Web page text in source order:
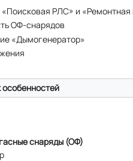
РЛС» и «Ремонтная
ОФ-снарядов
«Дымогенератор»
снаряды (ОФ)